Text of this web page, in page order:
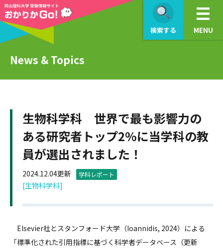
検索する MENU
News & Topics
生物科学科 世界で最も影響力の
ある研究者トップ2%に当学科の教
員が選出されました！
2024.12.04更新 学科レポート
[生物科学科]
Elsevier社とスタンフォード大学（Ioannidis, 2024）による
「標準化された引用指標に基づく科学者データベース（更新